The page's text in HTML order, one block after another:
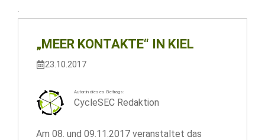
„MEER KONTAKTE“ IN KIEL
23.10.2017
Autor:in dieses Beitrags:
CycleSEC Redaktion
Am 08. und 09.11.2017 veranstaltet das